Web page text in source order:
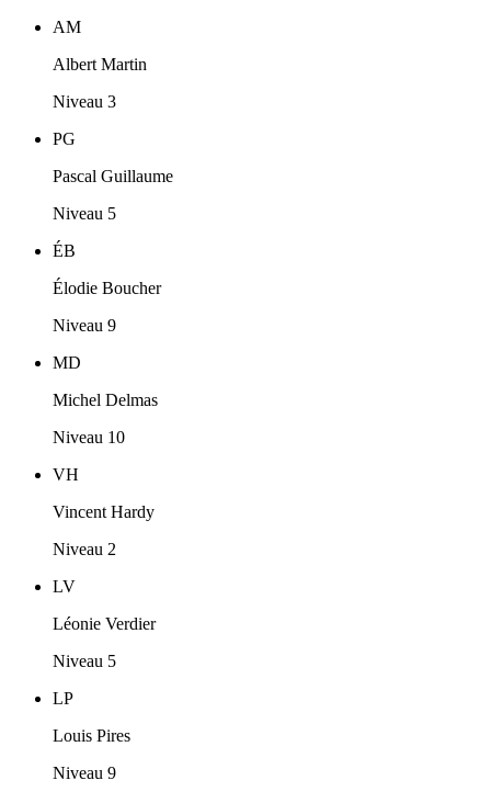
AM
Albert Martin
Niveau 3
PG
Pascal Guillaume
Niveau 5
ÉB
Élodie Boucher
Niveau 9
MD
Michel Delmas
Niveau 10
VH
Vincent Hardy
Niveau 2
LV
Léonie Verdier
Niveau 5
LP
Louis Pires
Niveau 9